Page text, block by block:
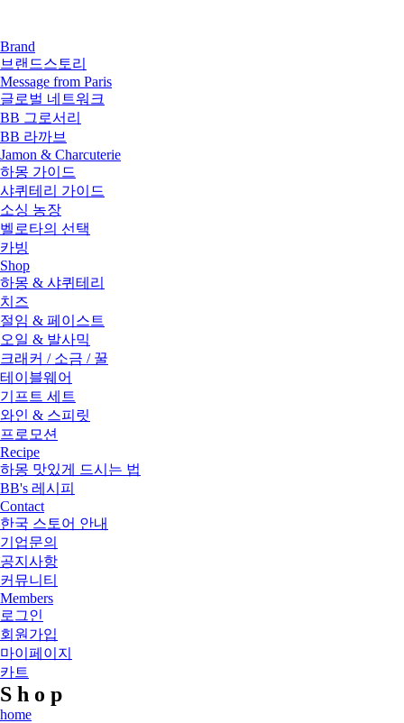
Brand
브랜드스토리
Message from Paris
글로벌 네트워크
BB 그로서리
BB 라까브
Jamon & Charcuterie
하몽 가이드
샤퀴테리 가이드
소싱 농장
벨로타의 선택
카빙
Shop
하몽 & 샤퀴테리
치즈
절임 & 페이스트
오일 & 발사믹
크래커 / 소금 / 꿀
테이블웨어
기프트 세트
와인 & 스피릿
프로모션
Recipe
하몽 맛있게 드시는 법
BB's 레시피
Contact
한국 스토어 안내
기업문의
공지사항
커뮤니티
Members
로그인
회원가입
마이페이지
카트
S h o p
home